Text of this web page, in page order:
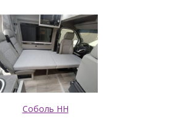
Соболь НН